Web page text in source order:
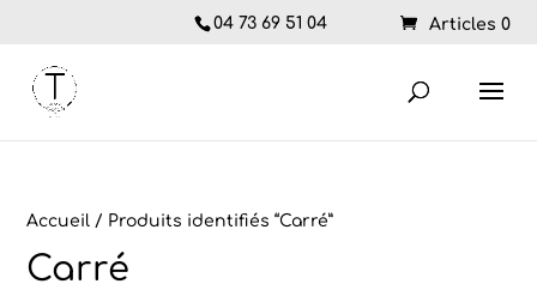
04 73 69 51 04 Articles 0
Accueil / Produits identifiés “Carré”
Carré